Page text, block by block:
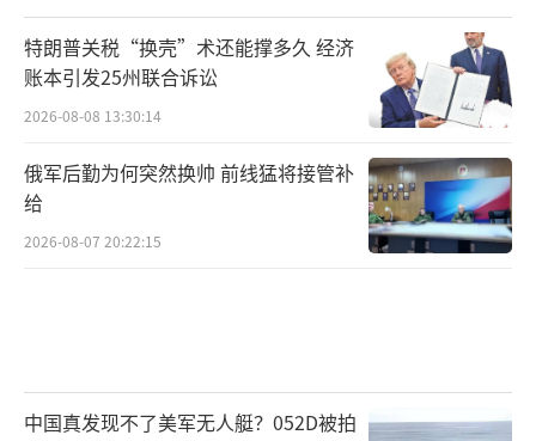
特朗普关税“换壳”术还能撑多久 经济
账本引发25州联合诉讼
2026-08-08 13:30:14
俄军后勤为何突然换帅 前线猛将接管补
给
2026-08-07 20:22:15
中国真发现不了美军无人艇？052D被拍